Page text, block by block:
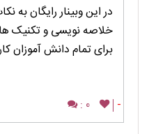
در این وبینار رایگان به
خلاصه نویسی و تکنیک
برای تمام دانش آموزان
-
0 :